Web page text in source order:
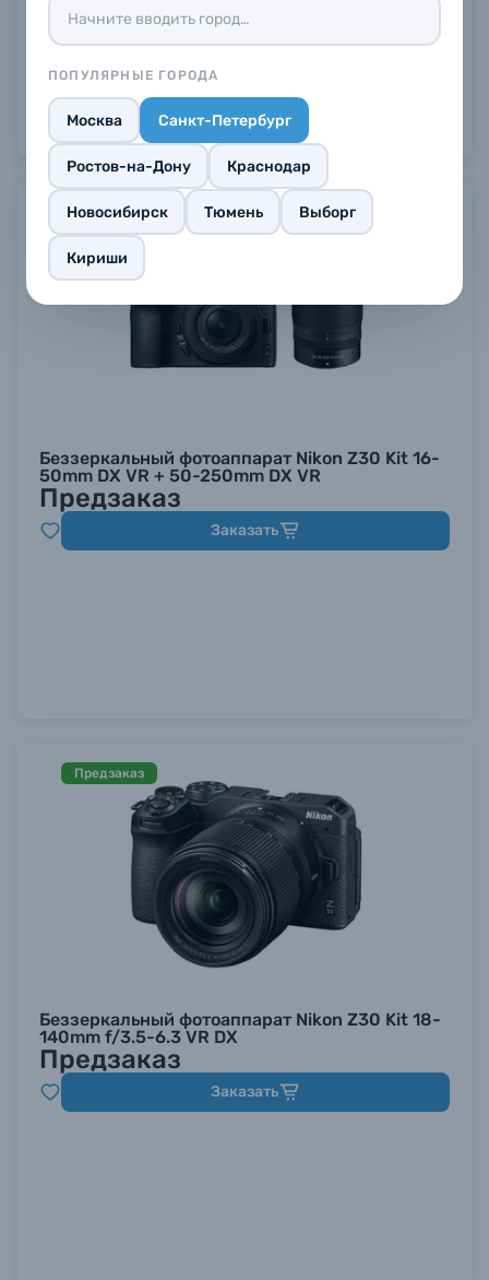
ПОПУЛЯРНЫЕ ГОРОДА
Москва Санкт-Петербург
Ростов-на-Дону Краснодар
Новосибирск Тюмень Выборг
Кириши
Предзаказ
Беззеркальный фотоаппарат Nikon Z30 Kit 16-
50mm DX VR + 50-250mm DX VR
Предзаказ
Заказать
Предзаказ
Беззеркальный фотоаппарат Nikon Z30 Kit 18-
140mm f/3.5-6.3 VR DX
Предзаказ
Заказать